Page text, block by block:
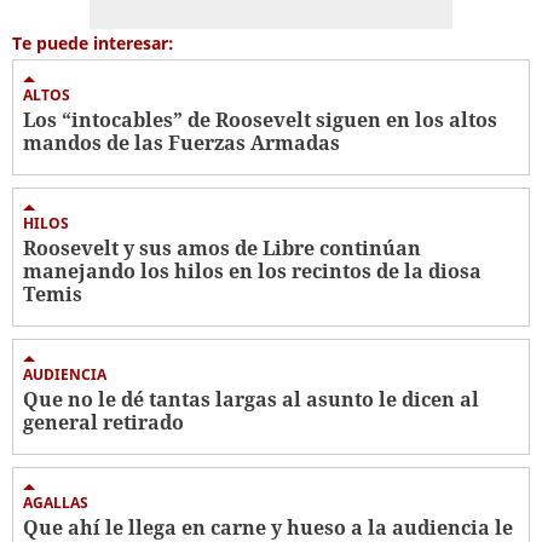
Te puede interesar:
ALTOS
Los “intocables” de Roosevelt siguen en los altos
mandos de las Fuerzas Armadas
HILOS
Roosevelt y sus amos de Libre continúan
manejando los hilos en los recintos de la diosa
Temis
AUDIENCIA
Que no le dé tantas largas al asunto le dicen al
general retirado
AGALLAS
Que ahí le llega en carne y hueso a la audiencia le